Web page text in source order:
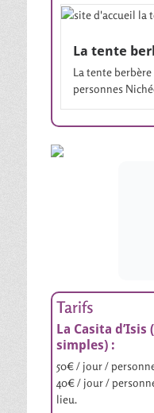
La tente
La tente
personnes
Tarifs
La Casita
simples) :
50€ / jour /
40€ / jour /
lieu.